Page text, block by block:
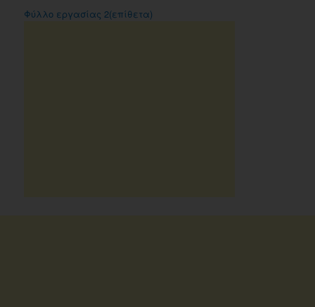
Φύλλο εργασίας 2(επίθετα)